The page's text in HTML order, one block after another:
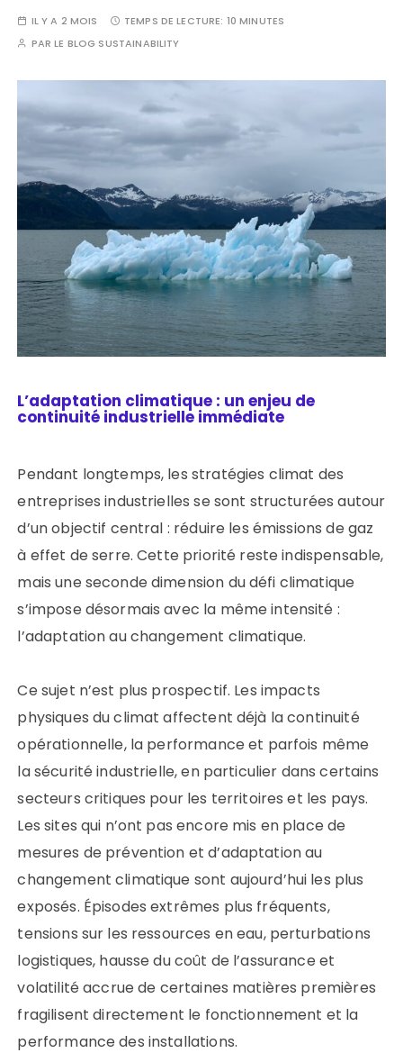
IL Y A 2 MOIS TEMPS DE LECTURE: 10 MINUTES
PARLE BLOG SUSTAINABILITY
L’adaptation climatique : un enjeu de
continuité industrielle immédiate
Pendant longtemps, les stratégies climat des
entreprises industrielles se sont structurées autour
d’un objectif central : réduire les émissions de gaz
à effet de serre. Cette priorité reste indispensable,
mais une seconde dimension du défi climatique
s’impose désormais avec la même intensité :
l’adaptation au changement climatique.
Ce sujet n’est plus prospectif. Les impacts
physiques du climat affectent déjà la continuité
opérationnelle, la performance et parfois même
la sécurité industrielle, en particulier dans certains
secteurs critiques pour les territoires et les pays.
Les sites qui n’ont pas encore mis en place de
mesures de prévention et d’adaptation au
changement climatique sont aujourd’hui les plus
exposés. Épisodes extrêmes plus fréquents,
tensions sur les ressources en eau, perturbations
logistiques, hausse du coût de l’assurance et
volatilité accrue de certaines matières premières
fragilisent directement le fonctionnement et la
performance des installations.